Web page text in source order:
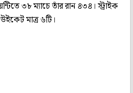
৩৮ ম্যাচে তাঁর রান ৪৩৪। স্ট্রাইক
মাত্র ৬টি।